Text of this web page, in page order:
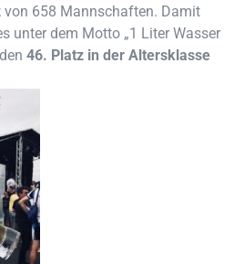
von 658 Mannschaften. Damit
unter dem Motto „1 Liter Wasser
46. Platz in der Altersklasse